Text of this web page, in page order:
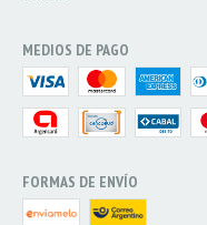
MEDIOS DE PAGO
FORMAS DE ENVÍO